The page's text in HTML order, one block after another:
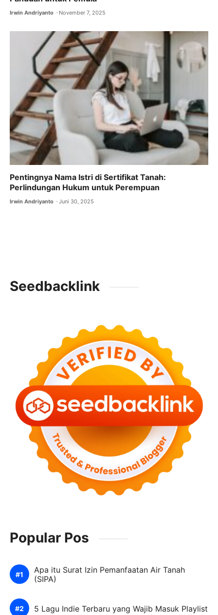
Irwin Andriyanto November 7, 2025
Pentingnya Nama Istri di Sertifikat Tanah:
Perlindungan Hukum untuk Perempuan
Irwin Andriyanto Juni 30, 2025
Seedbacklink
Popular Pos
Apa itu Surat Izin Pemanfaatan Air Tanah
(SIPA)
5 Lagu Indie Terbaru yang Wajib Masuk Playlist